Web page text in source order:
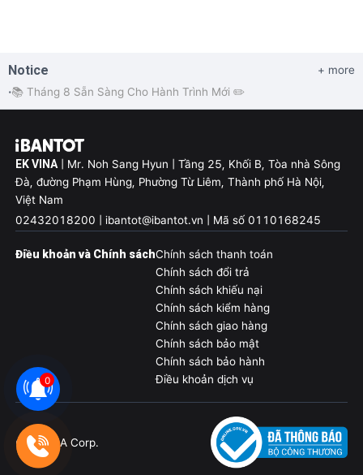
Notice + more
•📚 Tháng 8 Sẵn Sàng Cho Hành Trình Mới ✏️
EK VINA| Mr. Noh Sang Hyun | Tầng 25, Khối B, Tòa nhà Sông
Đà, đường Phạm Hùng, Phường Từ Liêm, Thành phố Hà Nội,
Việt Nam
02432018200 | ibantot@ibantot.vn | Mã số 0110168245
Điều khoản và Chính sáchChính sách thanh toán
Chính sách đổi trả
Chính sách khiếu nại
Chính sách kiểm hàng
Chính sách giao hàng
Chính sách bảo mật
Chính sách bảo hành
Điều khoản dịch vụ
© EKVINA Corp.
0